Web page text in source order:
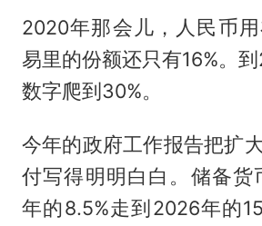
2020年那会儿，人民币
易里的份额还只有16%。
数字爬到30%。
今年的政府工作报告把扩
付写得明明白白。储备货
年的8.5%走到2026年的